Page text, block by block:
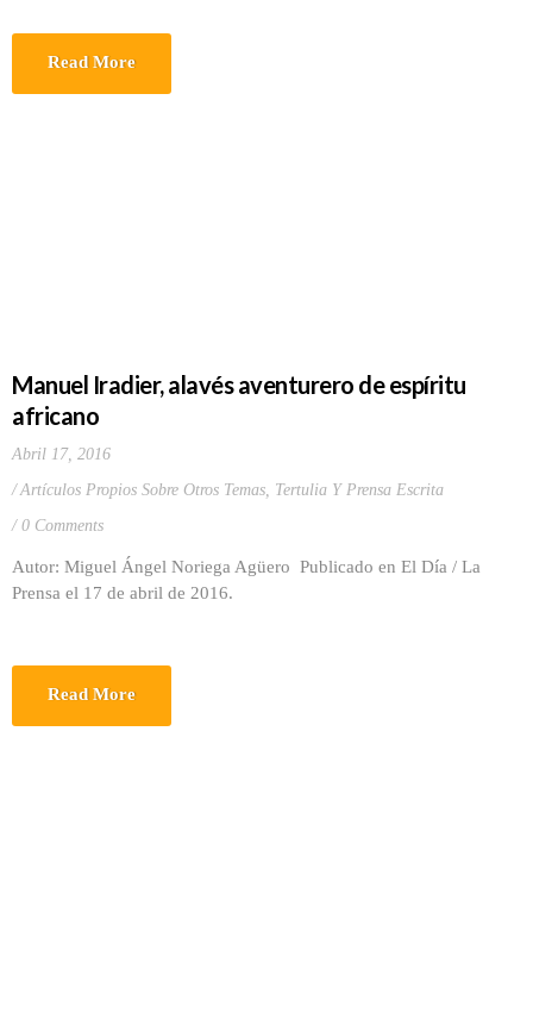
Read More
Manuel Iradier, alavés aventurero de espíritu
africano
Abril 17, 2016
Artículos Propios Sobre Otros Temas, Tertulia Y Prensa Escrita
0 Comments
Autor: Miguel Ángel Noriega Agüero Publicado en El Día / La
Prensa el 17 de abril de 2016.
Read More